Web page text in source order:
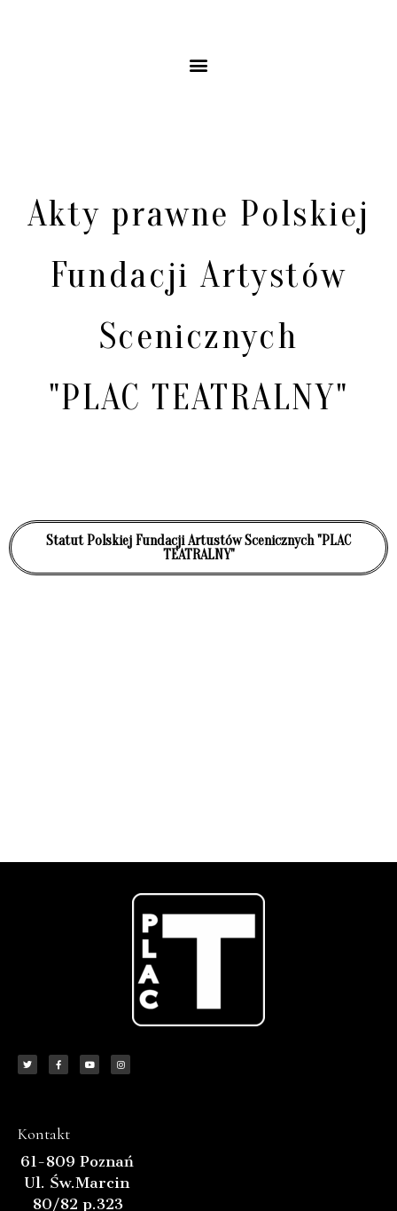
Akty prawne Polskiej
Fundacji Artystów
Scenicznych
"PLAC TEATRALNY"
Statut Polskiej Fundacji Artustów Scenicznych "PLAC
TEATRALNY"
Kontakt
61-809 Poznań
Ul. Św.Marcin
80/82 p.323